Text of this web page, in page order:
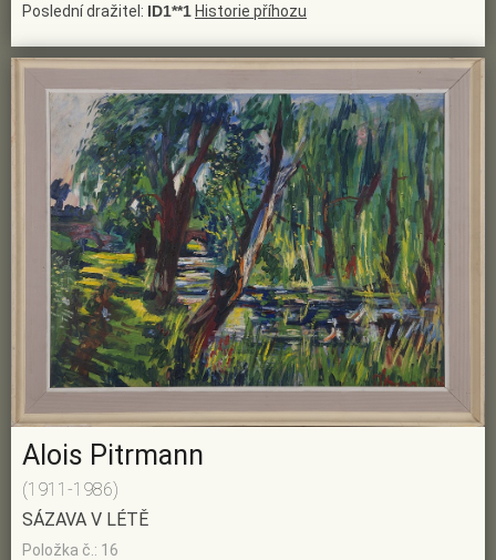
Poslední dražitel: ID1**1Historie příhozu
Alois Pitrmann
(1911-1986)
SÁZAVA V LÉTĚ
Položka č.: 16